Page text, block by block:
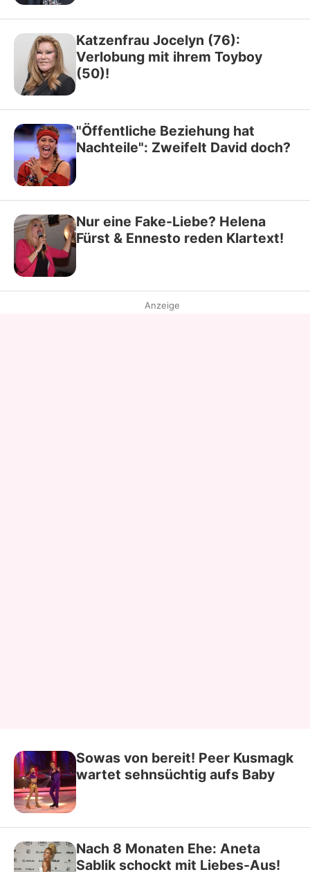
Katzenfrau Jocelyn (76):
Verlobung mit ihrem Toyboy
(50)!
"Öffentliche Beziehung hat
Nachteile": Zweifelt David doch?
Nur eine Fake-Liebe? Helena
Fürst & Ennesto reden Klartext!
Anzeige
Sowas von bereit! Peer Kusmagk
wartet sehnsüchtig aufs Baby
Nach 8 Monaten Ehe: Aneta
Sablik schockt mit Liebes-Aus!